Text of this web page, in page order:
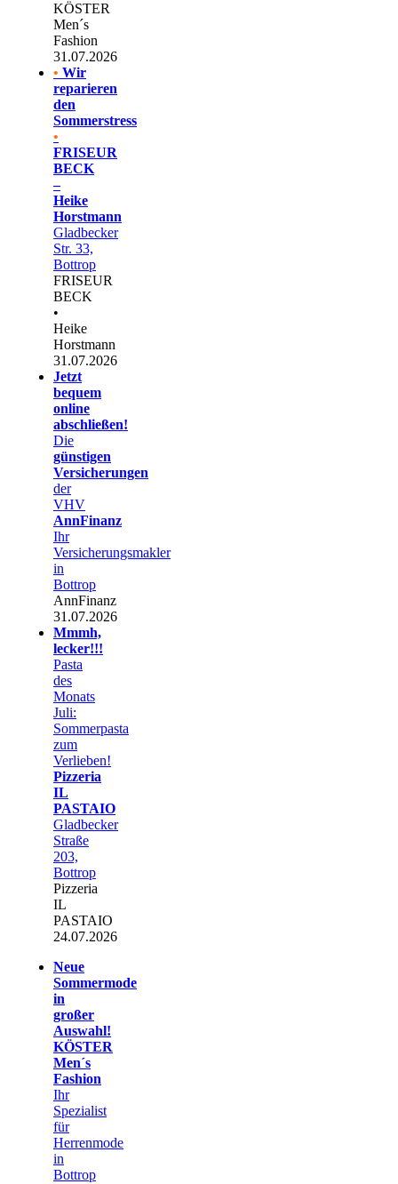
KÖSTER
Men´s
Fashion
31.07.2026
• Wir
reparieren
den
Sommerstress
•
FRISEUR
BECK
–
Heike
Horstmann
Gladbecker
Str. 33,
Bottrop
FRISEUR
BECK
•
Heike
Horstmann
31.07.2026
Jetzt
bequem
online
abschließen!
Die
günstigen
Versicherungen
der
VHV
AnnFinanz
Ihr
Versicherungsmakler
in
Bottrop
AnnFinanz
31.07.2026
Mmmh,
lecker!!!
Pasta
des
Monats
Juli:
Sommerpasta
zum
Verlieben!
Pizzeria
IL
PASTAIO
Gladbecker
Straße
203,
Bottrop
Pizzeria
IL
PASTAIO
24.07.2026
Neue
Sommermode
in
großer
Auswahl!
KÖSTER
Men´s
Fashion
Ihr
Spezialist
für
Herrenmode
in
Bottrop